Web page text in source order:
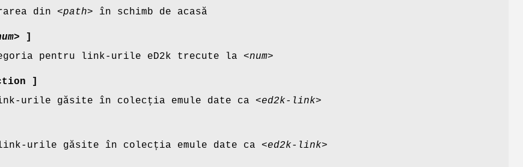
din <path> în schimb de acasă
]
pentru link-urile eD2k trecute la <num>
]
urile găsite în colecția emule date ca <ed2k-link>
urile găsite în colecția emule date ca <ed2k-link>